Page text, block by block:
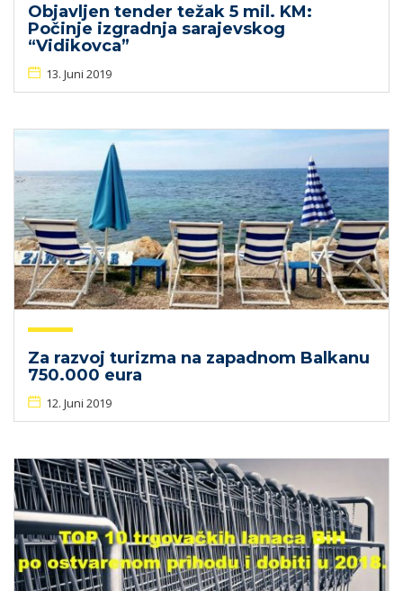
Objavljen tender težak 5 mil. KM:
Počinje izgradnja sarajevskog
“Vidikovca”
13. Juni 2019
Za razvoj turizma na zapadnom Balkanu
750.000 eura
12. Juni 2019